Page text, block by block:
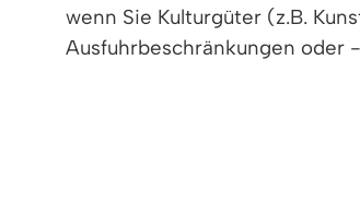
wenn Sie Kulturgüter (z.B.
Ausfuhrbeschränkungen oder